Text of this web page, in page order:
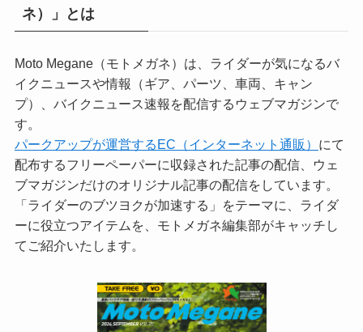
ネ）」とは
Moto Megane（モトメガネ）は、ライダーが気になるバ
イクニュースや情報（ギア、パーツ、車両、キャン
プ）、バイクニュース速報を配信するウェブマガジンで
す。
パークアップが運営するEC（インターネット通販） にて
配布するフリーペーパーに収録された記事の配信、ウェ
ブマガジンだけのオリジナル記事の配信をしています。
「ライダーのブツヨクが加速する」をテーマに、ライダ
ーに役立つアイテムを、モトメガネ編集部がキャッチし
てご紹介いたします。